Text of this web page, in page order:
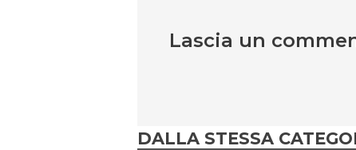
Lascia un
DALLA STESSA